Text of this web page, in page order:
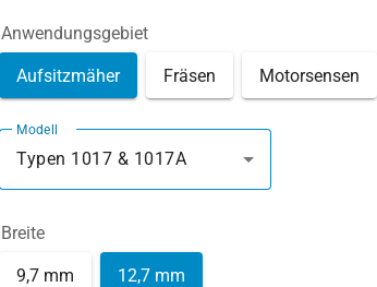
Anwendungsgebiet
Aufsitzmäher Fräsen Motorsensen
Modell
Typen 1017 & 1017A
Breite
9,7 mm 12,7 mm